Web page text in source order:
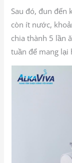
Sau đó, đun đến
còn ít nước,
chia thành 5 lần
tuần để mang lại